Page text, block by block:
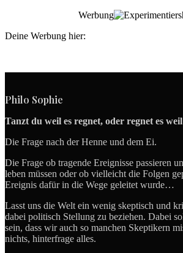
Werbung
Deine Werbung hier:
Philo Sophie
Tanzt du weil es regnet, oder regnet es
Die Frage nach der Henne und dem Ei.
Die Frage ob tragende Ereignisse passieren
leben müssen oder ob vielleicht die Folgen
Ereignis dafür in die Wege geleitet wurde…
Lasst uns die Welt ein wenig skeptisch und
dabei politisch Stellung zu beziehen. Dabei
sein, dass wir auch so manchen Skeptikern
nichts, hinterfrage alles.